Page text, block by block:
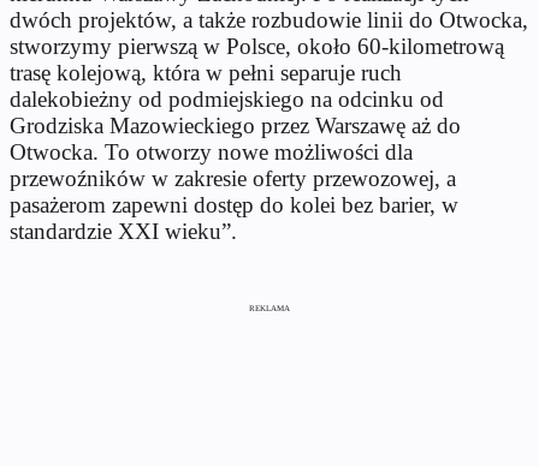
dwóch projektów, a także rozbudowie linii do Otwocka,
stworzymy pierwszą w Polsce, około 60-kilometrową
trasę kolejową, która w pełni separuje ruch
dalekobieżny od podmiejskiego na odcinku od
Grodziska Mazowieckiego przez Warszawę aż do
Otwocka. To otworzy nowe możliwości dla
przewoźników w zakresie oferty przewozowej, a
pasażerom zapewni dostęp do kolei bez barier, w
standardzie XXI wieku”.
REKLAMA